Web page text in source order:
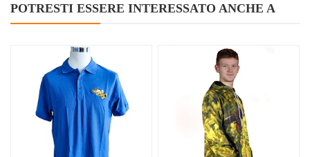
POTRESTI ESSERE INTERESSATO ANCHE A